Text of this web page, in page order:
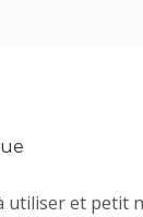
utiliser et petit